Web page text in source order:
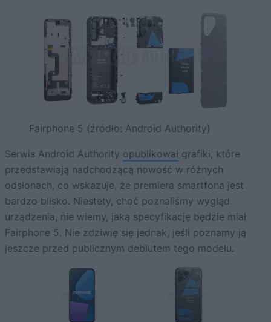
Fairphone 5 (źródło: Android Authority)
Serwis Android Authority opublikował grafiki, które
przedstawiają nadchodzącą nowość w różnych
odsłonach, co wskazuje, że premiera smartfona jest
bardzo blisko. Niestety, choć poznaliśmy wygląd
urządzenia, nie wiemy, jaką specyfikację będzie miał
Fairphone 5. Nie zdziwię się jednak, jeśli poznamy ją
jeszcze przed publicznym debiutem tego modelu.